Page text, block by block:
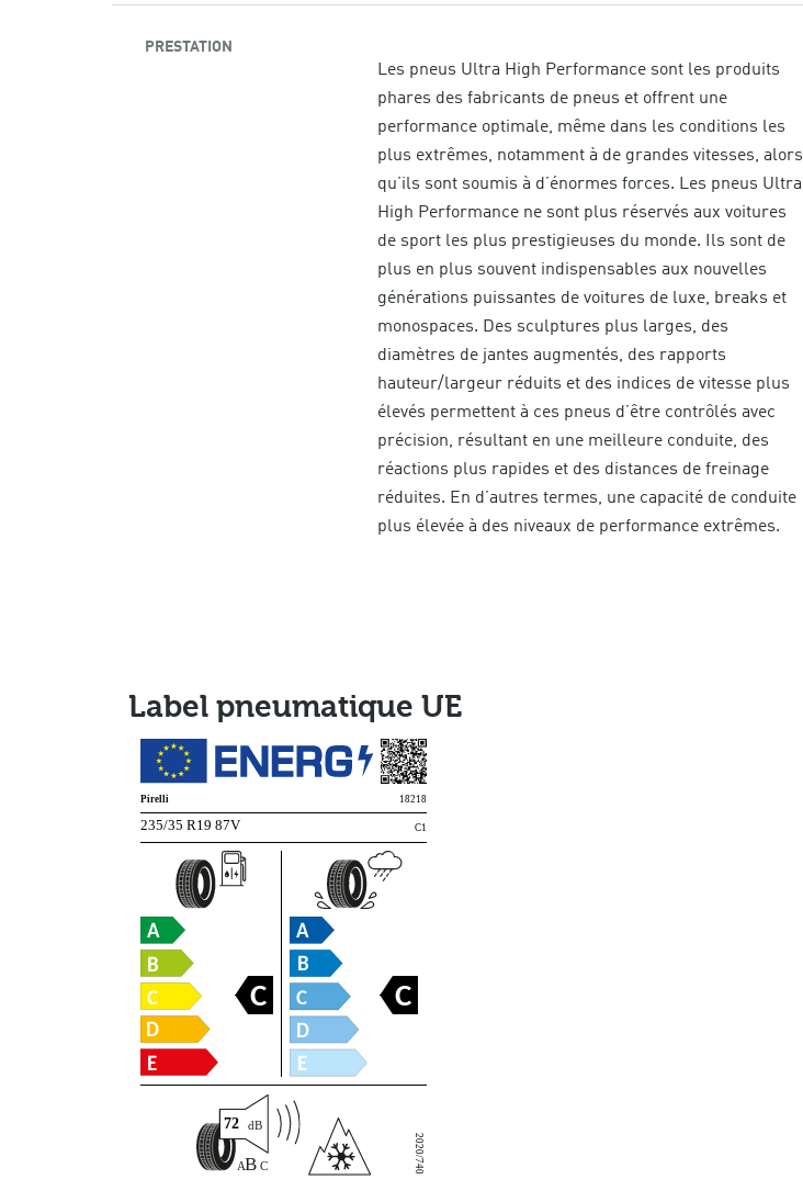
PRESTATION
Les pneus Ultra High Performance sont les produits
phares des fabricants de pneus et offrent une
performance optimale, même dans les conditions les
plus extrêmes, notamment à de grandes vitesses, alors
qu’ils sont soumis à d’énormes forces. Les pneus Ultra
High Performance ne sont plus réservés aux voitures
de sport les plus prestigieuses du monde. Ils sont de
plus en plus souvent indispensables aux nouvelles
générations puissantes de voitures de luxe, breaks et
monospaces. Des sculptures plus larges, des
diamètres de jantes augmentés, des rapports
hauteur/largeur réduits et des indices de vitesse plus
élevés permettent à ces pneus d’être contrôlés avec
précision, résultant en une meilleure conduite, des
réactions plus rapides et des distances de freinage
réduites. En d’autres termes, une capacité de conduite
plus élevée à des niveaux de performance extrêmes.
Label pneumatique UE
Pirelli 18218
235/35 R19 87V C1
C C
2020/740
72